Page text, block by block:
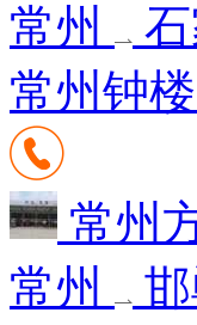
常州
常州钟
常州
常州